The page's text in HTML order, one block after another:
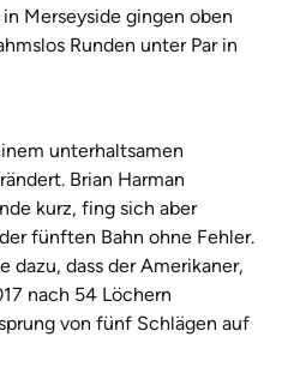
Merseyside gingen oben
Runden unter Par in
unterhaltsamen
Brian Harman
kurz, fing sich aber
fünften Bahn ohne Fehler.
dazu, dass der Amerikaner,
nach 54 Löchern
von fünf Schlägen auf